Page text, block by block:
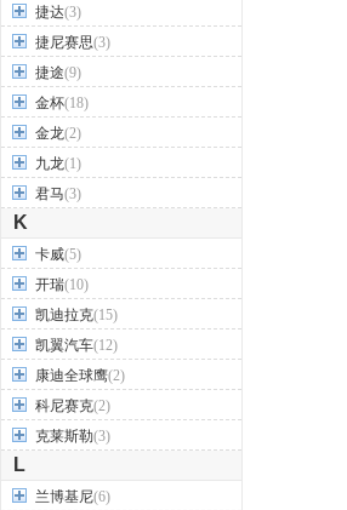
捷达(3)
捷尼赛思(3)
捷途(9)
金杯(18)
金龙(2)
九龙(1)
君马(3)
K
卡威(5)
开瑞(10)
凯迪拉克(15)
凯翼汽车(12)
康迪全球鹰(2)
科尼赛克(2)
克莱斯勒(3)
L
兰博基尼(6)